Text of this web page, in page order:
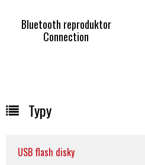
Bluetooth reproduktor
Connection
Typy
USB flash disky